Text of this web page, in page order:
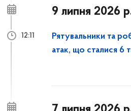
9 липня 2026
Рятувальники та
атак, що сталися 6
12:11